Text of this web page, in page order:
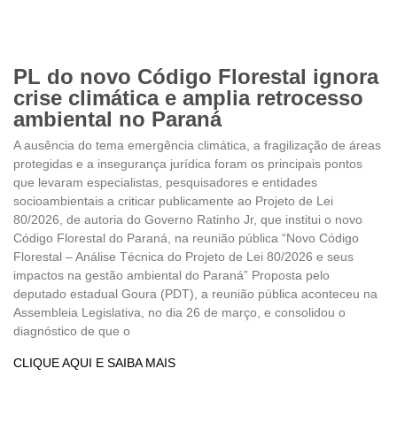
PL do novo Código Florestal ignora
crise climática e amplia retrocesso
ambiental no Paraná
A ausência do tema emergência climática, a fragilização de áreas
protegidas e a insegurança jurídica foram os principais pontos
que levaram especialistas, pesquisadores e entidades
socioambientais a criticar publicamente ao Projeto de Lei
80/2026, de autoria do Governo Ratinho Jr, que institui o novo
Código Florestal do Paraná, na reunião pública “Novo Código
Florestal – Análise Técnica do Projeto de Lei 80/2026 e seus
impactos na gestão ambiental do Paraná” Proposta pelo
deputado estadual Goura (PDT), a reunião pública aconteceu na
Assembleia Legislativa, no dia 26 de março, e consolidou o
diagnóstico de que o
CLIQUE AQUI E SAIBA MAIS